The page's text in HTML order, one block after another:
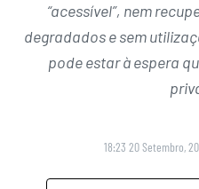
“acessível”, nem
degradados e sem
pode estar à espera
18:23 20 Setembro,